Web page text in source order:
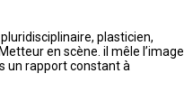
plasticien,
en scène. il mêle l’image
un rapport constant à